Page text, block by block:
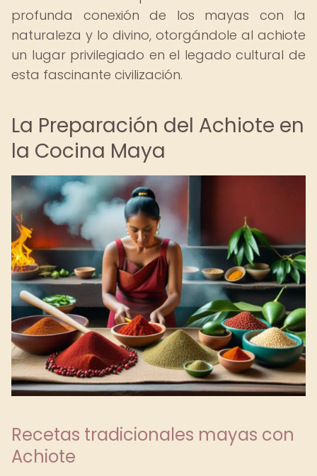
profunda conexión de los mayas con la
naturaleza y lo divino, otorgándole al achiote
un lugar privilegiado en el legado cultural de
esta fascinante civilización.
La Preparación del Achiote en
la Cocina Maya
Recetas tradicionales mayas con
Achiote